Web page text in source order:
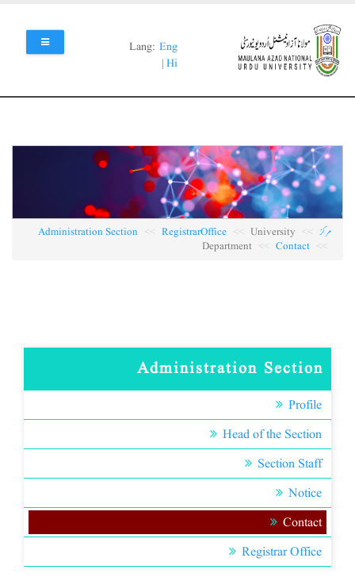
main
content
Lang: Eng
| Hi
مرکز RegistrarOffice
Administration Section
Contact
Administration Section
Profile
Head of the Section
Section Staff
Notice
Contact
Registrar Office